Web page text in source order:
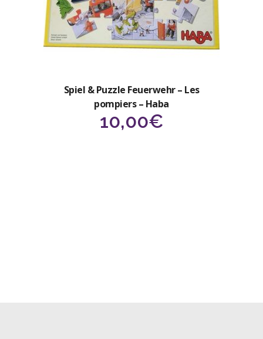
Spiel & Puzzle Feuerwehr – Les
pompiers – Haba
10,00€